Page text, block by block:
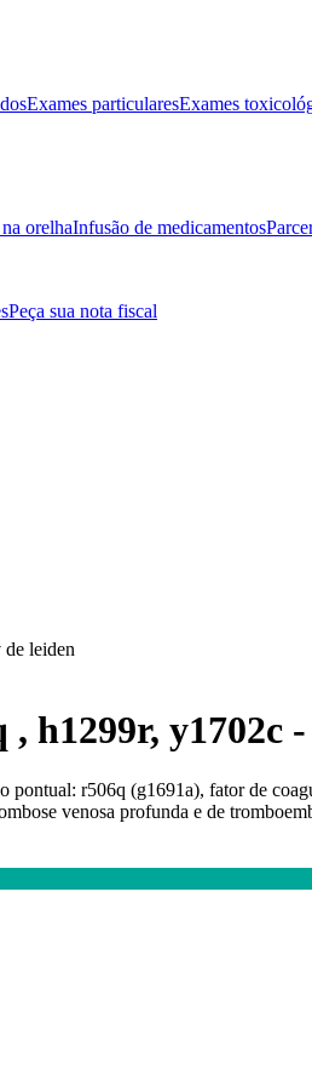
Exames particularesExames
orelhaInfusão de medicamentos
Peça sua nota fiscal
leiden
, h1299r, y1702c
pontual: r506q (g1691a), fator de
venosa profunda e de